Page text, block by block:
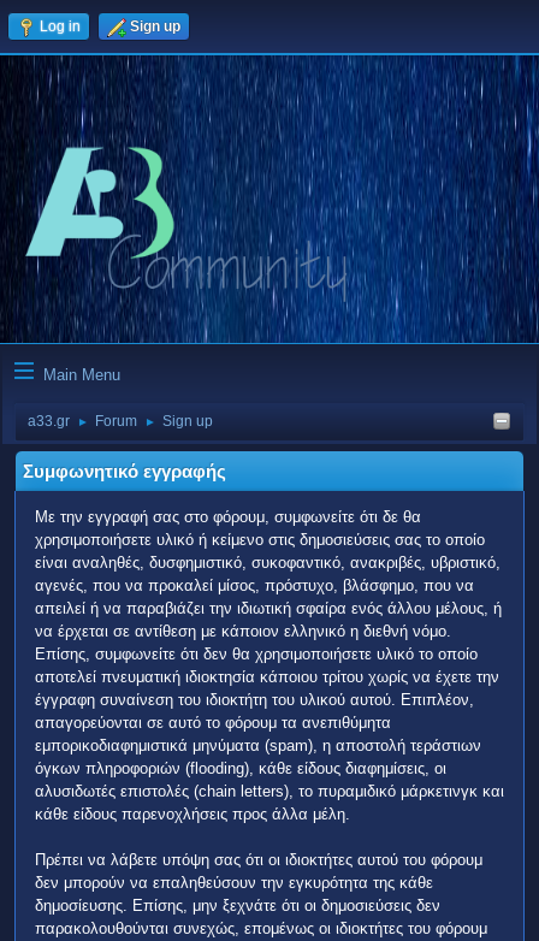
Log in Sign up
Main Menu
a33.gr ► Forum ► Sign up
Συμφωνητικό εγγραφής
Με την εγγραφή σας στο φόρουμ, συμφωνείτε ότι δε θα
χρησιμοποιήσετε υλικό ή κείμενο στις δημοσιεύσεις σας το οποίο
είναι αναληθές, δυσφημιστικό, συκοφαντικό, ανακριβές, υβριστικό,
αγενές, που να προκαλεί μίσος, πρόστυχο, βλάσφημο, που να
απειλεί ή να παραβιάζει την ιδιωτική σφαίρα ενός άλλου μέλους, ή
να έρχεται σε αντίθεση με κάποιον ελληνικό η διεθνή νόμο.
Επίσης, συμφωνείτε ότι δεν θα χρησιμοποιήσετε υλικό το οποίο
αποτελεί πνευματική ιδιοκτησία κάποιου τρίτου χωρίς να έχετε την
έγγραφη συναίνεση του ιδιοκτήτη του υλικού αυτού. Επιπλέον,
απαγορεύονται σε αυτό το φόρουμ τα ανεπιθύμητα
εμπορικοδιαφημιστικά μηνύματα (spam), η αποστολή τεράστιων
όγκων πληροφοριών (flooding), κάθε είδους διαφημίσεις, οι
αλυσιδωτές επιστολές (chain letters), το πυραμιδικό μάρκετινγκ και
κάθε είδους παρενοχλήσεις προς άλλα μέλη.
Πρέπει να λάβετε υπόψη σας ότι οι ιδιοκτήτες αυτού του φόρουμ
δεν μπορούν να επαληθεύσουν την εγκυρότητα της κάθε
δημοσίευσης. Επίσης, μην ξεχνάτε ότι οι δημοσιεύσεις δεν
παρακολουθούνται συνεχώς, επομένως οι ιδιοκτήτες του φόρουμ